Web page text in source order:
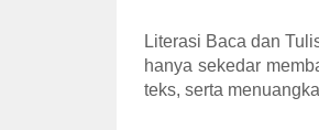
Literasi Baca dan
hanya sekedar
teks, serta